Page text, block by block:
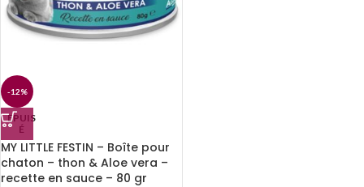
-12%
EPUIS
É
MY LITTLE FESTIN – Boîte pour
chaton – thon & Aloe vera –
recette en sauce – 80 gr